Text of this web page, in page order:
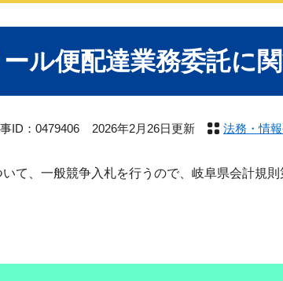
ル便配達業務委託に
ID：0479406 2026年2月26日更新 法務・情
て、一般競争入札を行うので、岐阜県会計規則